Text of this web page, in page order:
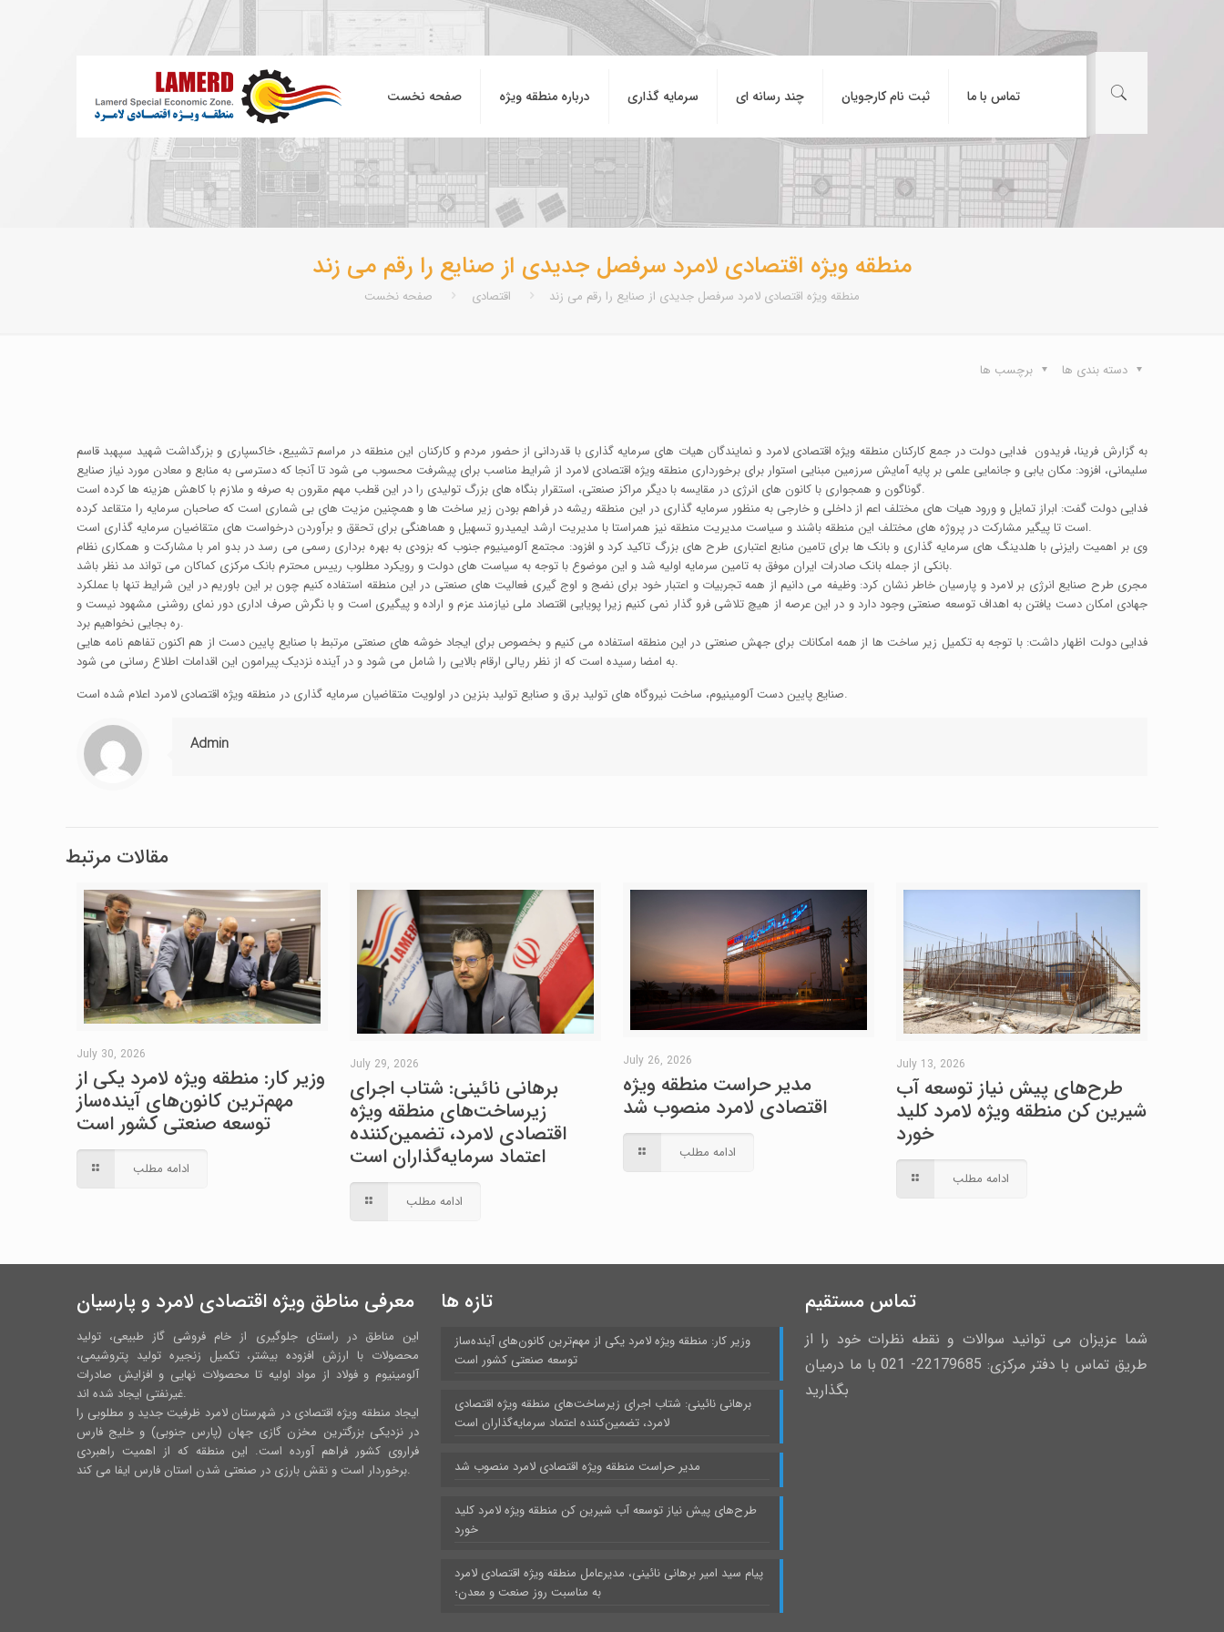
صفحه نخست درباره منطقه ويژه سرمایه گذاری چند رسانه ای ثبت نام کارجویان تماس با ما
منطقه ویژه اقتصادی لامرد سرفصل جدیدی از صنایع را رقم می زند
صفحه نخست اقتصادی منطقه ویژه اقتصادی لامرد سرفصل جدیدی از صنایع را رقم می زند
دسته بندی ها برچسب ها
به گزارش فرینا، فریدون فدایی دولت در جمع کارکنان منطقه ویژه اقتصادی لامرد و نمایندگان هیات های سرمایه گذاری با قدردانی از حضور مردم و کارکنان این منطقه در مراسم تشییع، خاکسپاری و بزرگداشت شهید سپهبد قاسم
سلیمانی، افزود: مکان یابی و جانمایی علمی بر پایه آمایش سرزمین مبنایی استوار برای برخورداری منطقه ویژه اقتصادی لامرد از شرایط مناسب برای پیشرفت محسوب می شود تا آنجا که دسترسی به منابع و معادن مورد نیاز صنایع
گوناگون و همجواری با کانون های انرژی در مقایسه با دیگر مراکز صنعتی، استقرار بنگاه های بزرگ تولیدی را در این قطب مهم مقرون به صرفه و ملازم با کاهش هزینه ها کرده است.
فدایی دولت گفت: ابراز تمایل و ورود هیات های مختلف اعم از داخلی و خارجی به منظور سرمایه گذاری در این منطقه ریشه در فراهم بودن زیر ساخت ها و همچنین مزیت های بی شماری است که صاحبان سرمایه را متقاعد کرده
است تا پیگیر مشارکت در پروژه های مختلف این منطقه باشند و سیاست مدیریت منطقه نیز همراستا با مدیریت ارشد ایمیدرو تسهیل و هماهنگی برای تحقق و برآوردن درخواست های متقاضیان سرمایه گذاری است.
وی بر اهمیت رایزنی با هلدینگ های سرمایه گذاری و بانک ها برای تامین منابع اعتباری طرح های بزرگ تاکید کرد و افزود: مجتمع آلومینیوم جنوب که بزودی به بهره برداری رسمی می رسد در بدو امر با مشارکت و همکاری نظام
بانکی از جمله بانک صادرات ایران موفق به تامین سرمایه اولیه شد و این موضوع با توجه به سیاست های دولت و رویکرد مطلوب رییس محترم بانک مرکزی کماکان می تواند مد نظر باشد.
مجری طرح صنایع انرژی بر لامرد و پارسیان خاطر نشان کرد: وظیفه می دانیم از همه تجربیات و اعتبار خود برای نضج و اوج گیری فعالیت های صنعتی در این منطقه استفاده کنیم چون بر این باوریم در این شرایط تنها با عملکرد
جهادی امکان دست یافتن به اهداف توسعه صنعتی وجود دارد و در این عرصه از هیچ تلاشی فرو گذار نمی کنیم زیرا پویایی اقتصاد ملی نیازمند عزم و اراده و پیگیری است و با نگرش صرف اداری دور نمای روشنی مشهود نیست و
ره بجایی نخواهیم برد.
فدایی دولت اظهار داشت: با توجه به تکمیل زیر ساخت ها از همه امکانات برای جهش صنعتی در این منطقه استفاده می کنیم و بخصوص برای ایجاد خوشه های صنعتی مرتبط با صنایع پایین دست از هم اکنون تفاهم نامه هایی
به امضا رسیده است که از نظر ریالی ارقام بالایی را شامل می شود و در آینده نزدیک پیرامون این اقدامات اطلاع رسانی می شود.
صنایع پایین دست آلومینیوم، ساخت نیروگاه های تولید برق و صنایع تولید بنزین در اولویت متقاضیان سرمایه گذاری در منطقه ویژه اقتصادی لامرد اعلام شده است.
Admin
مقالات مرتبط
July 30, 2026
وزیر کار: منطقه ویژه لامرد یکی از
مهم‌ترین کانون‌های آینده‌ساز
توسعه صنعتی کشور است
ادامه مطلب
July 29, 2026
برهانی نائینی: شتاب اجرای
زیرساخت‌های منطقه ویژه
اقتصادی لامرد، تضمین‌کننده
اعتماد سرمایه‌گذاران است
ادامه مطلب
July 26, 2026
مدیر حراست منطقه ویژه
اقتصادی لامرد منصوب شد
ادامه مطلب
July 13, 2026
طرح‌های پیش نیاز توسعه آب
شیرین کن منطقه ویژه لامرد کلید
خورد
ادامه مطلب
معرفی مناطق ویژه اقتصادی لامرد و پارسیان
این مناطق در راستای جلوگیری از خام فروشی گاز طبیعی، تولید
محصولات با ارزش افزوده بیشتر، تکمیل زنجیره تولید پتروشیمی،
آلومینیوم و فولاد از مواد اولیه تا محصولات نهایی و افزایش صادرات
غیرنفتی ایجاد شده اند.
ایجاد منطقه ویژه اقتصادی در شهرستان لامرد ظرفیت جدید و مطلوبی را
در نزدیکی بزرگترین مخزن گازی جهان (پارس جنوبی) و خلیج فارس
فراروی کشور فراهم آورده است. این منطقه که از اهمیت راهبردی
برخوردار است و نقش بارزی در صنعتی شدن استان فارس ایفا می کند.
تازه ها
وزیر کار: منطقه ویژه لامرد یکی از مهم‌ترین کانون‌های آینده‌ساز
توسعه صنعتی کشور است
برهانی نائینی: شتاب اجرای زیرساخت‌های منطقه ویژه اقتصادی
لامرد، تضمین‌کننده اعتماد سرمایه‌گذاران است
مدیر حراست منطقه ویژه اقتصادی لامرد منصوب شد
طرح‌های پیش نیاز توسعه آب شیرین کن منطقه ویژه لامرد کلید
خورد
پیام سید امیر برهانی نائینی، مدیرعامل منطقه ویژه اقتصادی لامرد
به مناسبت روز صنعت و معدن؛
تماس مستقیم
شما عزیزان می توانید سوالات و نقطه نظرات خود را از
طریق تماس با دفتر مرکزی: 22179685- 021 با ما درمیان
بگذارید